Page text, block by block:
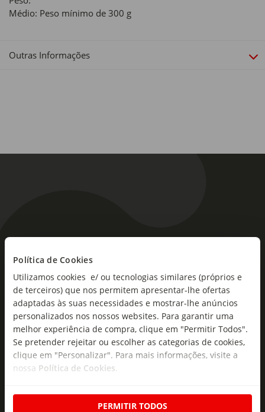
Política de Cookies
Utilizamos cookies e/ ou tecnologias similares (próprios e
de terceiros) que nos permitem apresentar-lhe ofertas
adaptadas às suas necessidades e mostrar-lhe anúncios
personalizados nos nossos websites. Para garantir uma
melhor experiência de compra, clique em "Permitir Todos".
Se pretender rejeitar ou escolher as categorias de cookies,
clique em "Personalizar". Para mais informações, visite a
nossa Política de Cookies.
PERMITIR TODOS
Médio: Peso mínimo de 300 g
Outras Informações
seu e-mail!
Subscreva e descubra campanhas exclusivas,
ofertas e novidades para si.
Insira o seu e-
mail
Subscrever